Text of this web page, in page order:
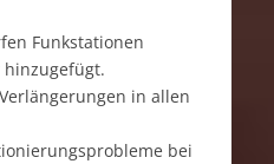
Funkstationen
in allen
bei